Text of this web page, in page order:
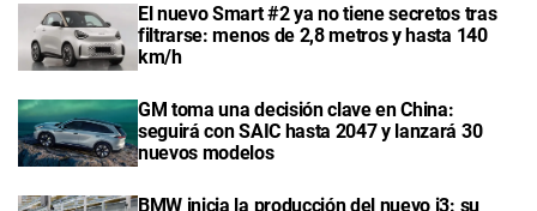
El nuevo Smart #2 ya no tiene secretos tras
filtrarse: menos de 2,8 metros y hasta 140
km/h
GM toma una decisión clave en China:
seguirá con SAIC hasta 2047 y lanzará 30
nuevos modelos
BMW inicia la producción del nuevo i3: su